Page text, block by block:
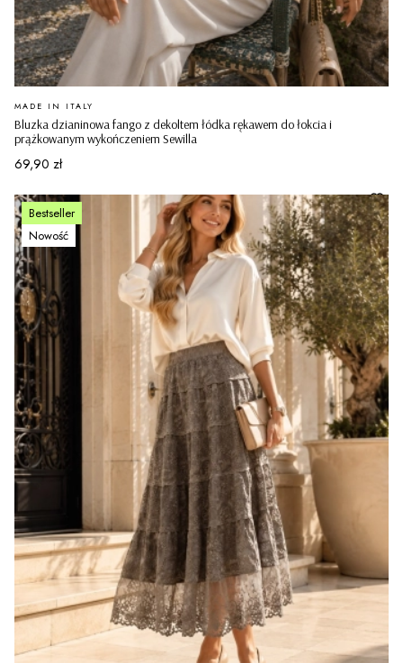
Bluzka dzianinowa fango z dekoltem łódka rękawem do łokcia i
prążkowanym wykończeniem Sewilla
PRODUCENT
MADE IN ITALY
Cena
69,90 zł
Bestseller
Nowość